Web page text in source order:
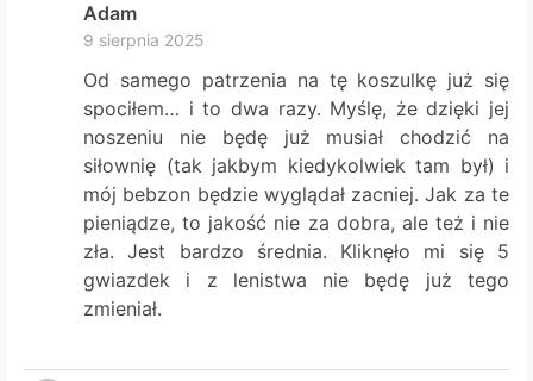
Adam
9 sierpnia 2025
Od samego patrzenia na tę koszulkę już się
spociłem… i to dwa razy. Myślę, że dzięki jej
noszeniu nie będę już musiał chodzić na
siłownię (tak jakbym kiedykolwiek tam był) i
mój bebzon będzie wyglądał zacniej. Jak za te
pieniądze, to jakość nie za dobra, ale też i nie
zła. Jest bardzo średnia. Kliknęło mi się 5
gwiazdek i z lenistwa nie będę już tego
zmieniał.